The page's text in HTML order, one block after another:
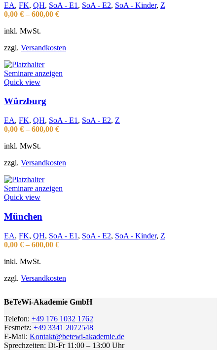
EA, FK, QH, SoA - E1 , SoA - E2, SoA - Kinder, Z
0,00 € – 600,00 €
inkl. MwSt.
zzgl. Versandkosten
Seminare anzeigen
Quick view
Würzburg
EA, FK, QH, SoA - E1 , SoA - E2, Z
0,00 € – 600,00 €
inkl. MwSt.
zzgl. Versandkosten
Seminare anzeigen
Quick view
München
EA, FK, QH, SoA - E1 , SoA - E2, SoA - Kinder, Z
0,00 € – 600,00 €
inkl. MwSt.
zzgl. Versandkosten
BeTeWi-Akademie GmbH
Telefon: +49 176 1032 1762
Festnetz: +49 3341 2072548
E-Mail: Kontakt@betewi-akademie.de
Sprechzeiten: Di-Fr 11:00 – 13:00 Uhr